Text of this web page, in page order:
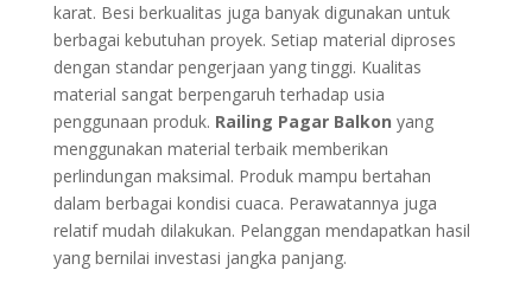
karat. Besi berkualitas juga banyak digunakan untuk
berbagai kebutuhan proyek. Setiap material diproses
dengan standar pengerjaan yang tinggi. Kualitas
material sangat berpengaruh terhadap usia
penggunaan produk. Railing Pagar Balkon yang
menggunakan material terbaik memberikan
perlindungan maksimal. Produk mampu bertahan
dalam berbagai kondisi cuaca. Perawatannya juga
relatif mudah dilakukan. Pelanggan mendapatkan hasil
yang bernilai investasi jangka panjang.